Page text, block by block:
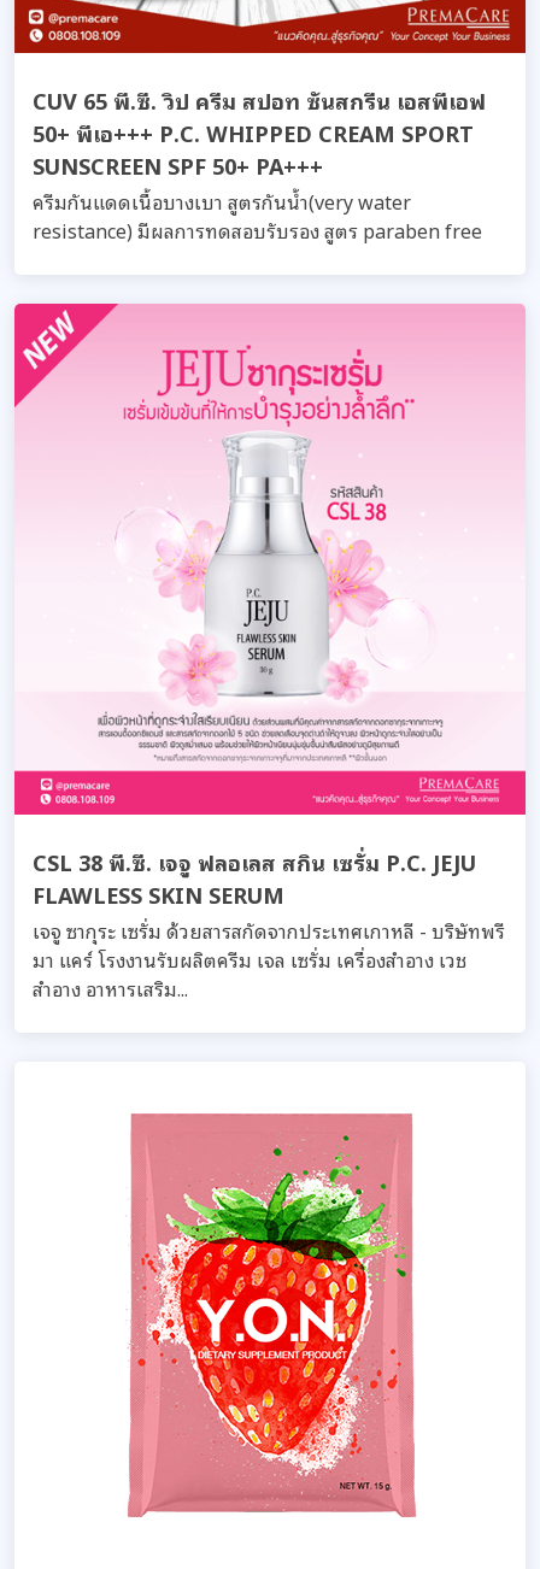
CUV 65 พี.ซี. วิป ครีม สปอท ซันสกรีน เอสพีเอฟ
50+ พีเอ+++ P.C. WHIPPED CREAM SPORT
SUNSCREEN SPF 50+ PA+++
ครีมกันแดดเนื้อบางเบา สูตรกันน้ำ(very water
resistance) มีผลการทดสอบรับรอง สูตร paraben free
CSL 38 พี.ซี. เจจู ฟลอเลส สกิน เซรั่ม P.C. JEJU
FLAWLESS SKIN SERUM
เจจู ซากุระ เซรั่ม ด้วยสารสกัดจากประเทศเกาหลี - บริษัทพรี
มา แคร์ โรงงานรับผลิตครีม เจล เซรั่ม เครื่องสำอาง เวช
สำอาง อาหารเสริม...